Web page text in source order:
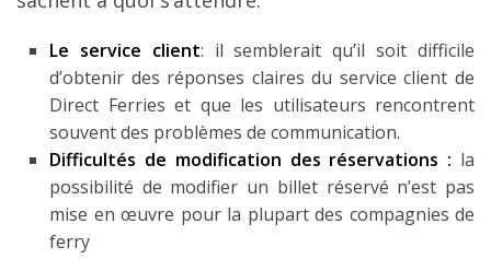
Le service client: il semblerait qu’il soit difficile
d’obtenir des réponses claires du service client de
Direct Ferries et que les utilisateurs rencontrent
souvent des problèmes de communication.
Difficultés de modification des réservations : la
possibilité de modifier un billet réservé n’est pas
mise en œuvre pour la plupart des compagnies de
ferry